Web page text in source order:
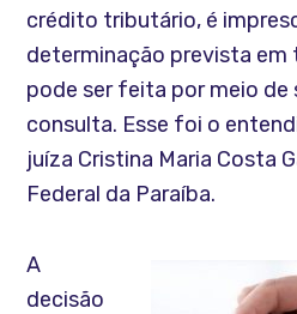
crédito tributário, é
determinação prevista em
pode ser feita por meio de
consulta. Esse foi o
juíza Cristina Maria Costa
Federal da Paraíba.
A
decisão